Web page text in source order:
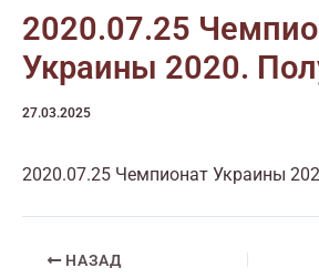
m
2020.07.25
Украины 2020.
27.03.2025
2020.07.25 Чемпионат Украины
НАЗАД